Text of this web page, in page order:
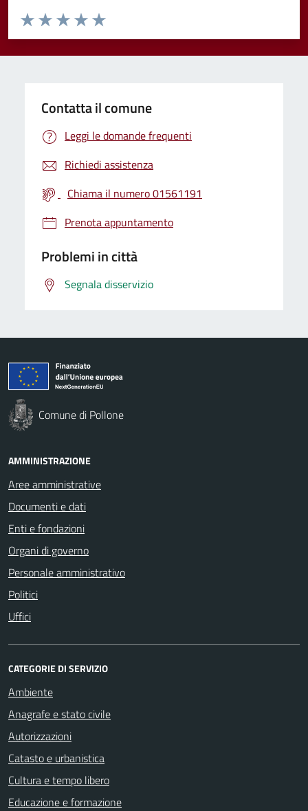
Valuta da 1 a 5 stelle la pagina
Valuta 5 stelle su 5
Valuta 4 stelle su 5
Valuta 3 stelle su 5
Valuta 2 stelle su 5
Valuta 1 stelle su 5
Contatta il comune
Leggi le domande frequenti
Richiedi assistenza
Chiama il numero 01561191
Prenota appuntamento
Problemi in città
Segnala disservizio
Comune di Pollone
AMMINISTRAZIONE
Aree amministrative
Documenti e dati
Enti e fondazioni
Organi di governo
Personale amministrativo
Politici
Uffici
CATEGORIE DI SERVIZIO
Ambiente
Anagrafe e stato civile
Autorizzazioni
Catasto e urbanistica
Cultura e tempo libero
Educazione e formazione